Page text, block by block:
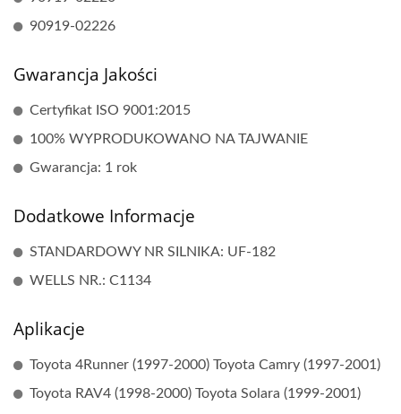
90919-02226
Gwarancja Jakości
Certyfikat ISO 9001:2015
100% WYPRODUKOWANO NA TAJWANIE
Gwarancja: 1 rok
Dodatkowe Informacje
STANDARDOWY NR SILNIKA: UF-182
WELLS NR.: C1134
Aplikacje
Toyota 4Runner (1997-2000) Toyota Camry (1997-2001)
Toyota RAV4 (1998-2000) Toyota Solara (1999-2001)